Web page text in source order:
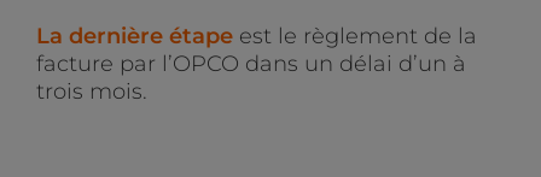
La dernière étape est le règlement de la
facture par l’OPCO dans un délai d’un à
trois mois.